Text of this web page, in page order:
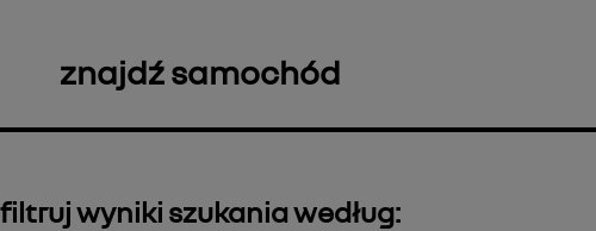
znajdź samochód
filtruj wyniki szukania według: